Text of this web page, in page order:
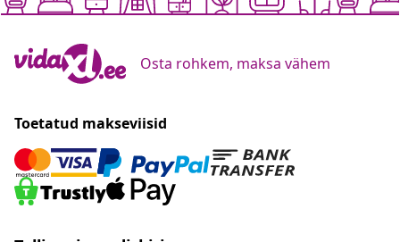
Osta rohkem, maksa vähem
Toetatud makseviisid